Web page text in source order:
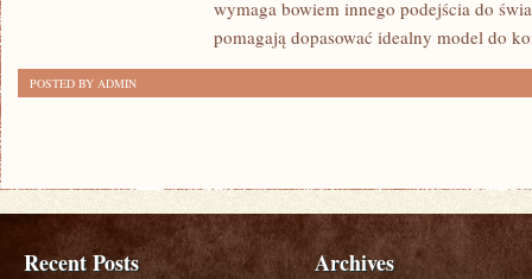
wymaga bowiem innego podejścia do
pomagają dopasować idealny model do
POSTED BY ADMIN
Recent Posts Archives